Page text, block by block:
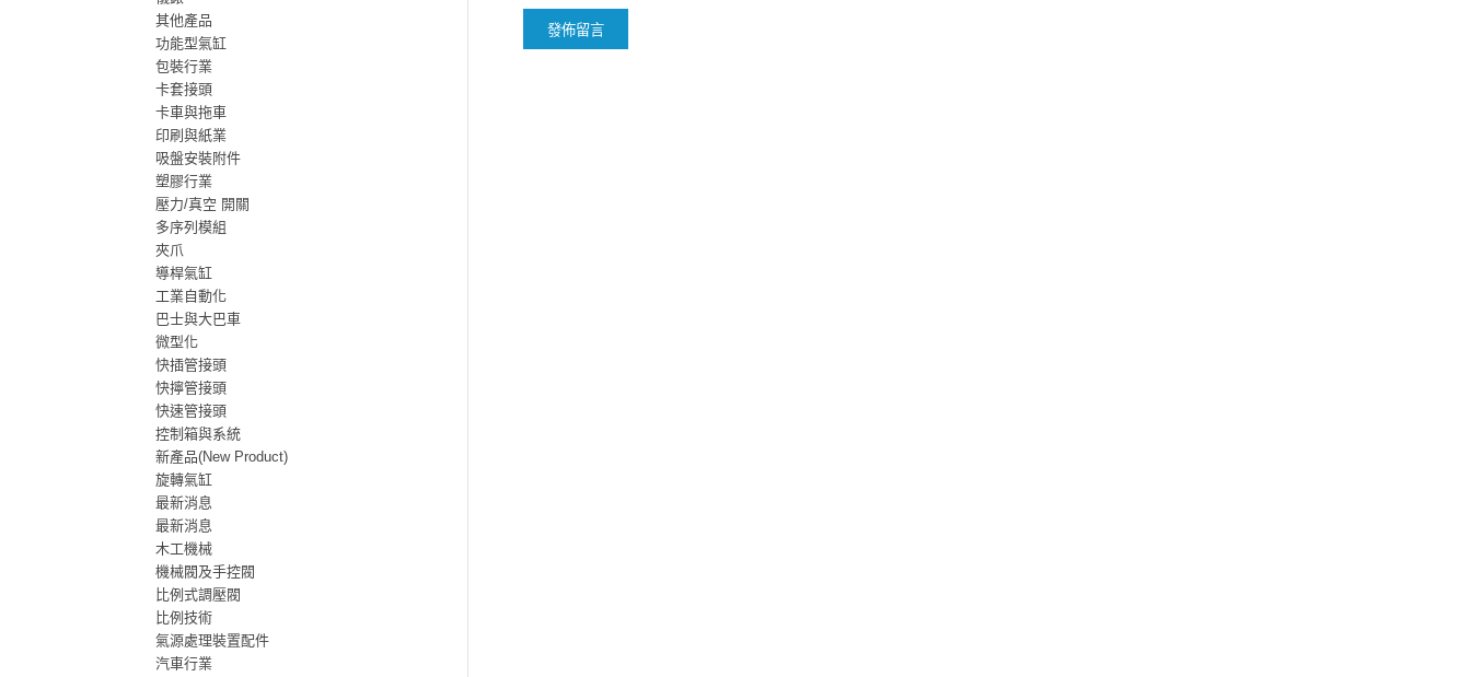
其他產品
功能型氣缸
包裝行業
卡套接頭
卡車與拖車
印刷與紙業
吸盤安裝附件
塑膠行業
壓力/真空 開關
多序列模組
夾爪
導桿氣缸
工業自動化
巴士與大巴車
微型化
快插管接頭
快擰管接頭
快速管接頭
控制箱與系統
新產品(New Product)
旋轉氣缸
最新消息
最新消息
木工機械
機械閥及手控閥
比例式調壓閥
比例技術
氣源處理裝置配件
汽車行業